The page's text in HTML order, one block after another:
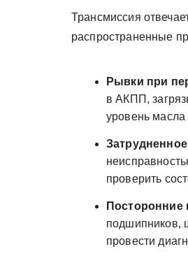
Трансмиссия
распространенные
Рывки при
в АКПП,
уровень
проверить
Посторонние
подшипников,
провести